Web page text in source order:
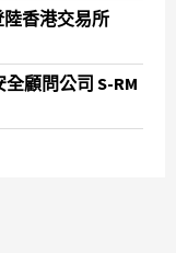
香港交易所
顧問公司 S-RM